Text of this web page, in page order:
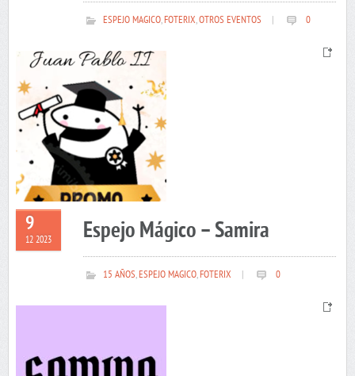
ESPEJO MAGICO,FOTERIX,OTROS EVENTOS 0
9
12 2023 Espejo Mágico – Samira
15 AÑOS,ESPEJO MAGICO,FOTERIX 0